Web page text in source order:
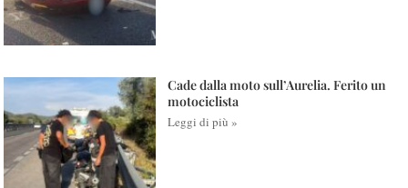
Cade dalla moto sull’Aurelia. Ferito un
motociclista
Leggi di più »